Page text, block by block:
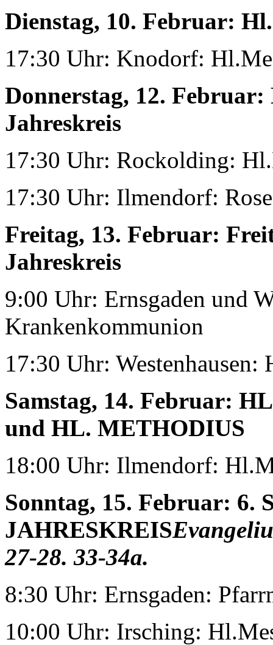
Dienstag, 10. Februar:
17:30 Uhr: Knodorf:
Donnerstag, 12. Februar:
Jahreskreis
17:30 Uhr: Rockolding:
17:30 Uhr: Ilmendorf:
Freitag, 13. Februar:
Jahreskreis
9:00 Uhr: Ernsgaden und
Krankenkommunion
17:30 Uhr: Westenhausen:
Samstag, 14. Februar:
und HL. METHODIUS
18:00 Uhr: Ilmendorf:
Sonntag, 15. Februar: 6.
JAHRESKREIS
27-28. 33-34a.
8:30 Uhr: Ernsgaden:
10:00 Uhr: Irsching: